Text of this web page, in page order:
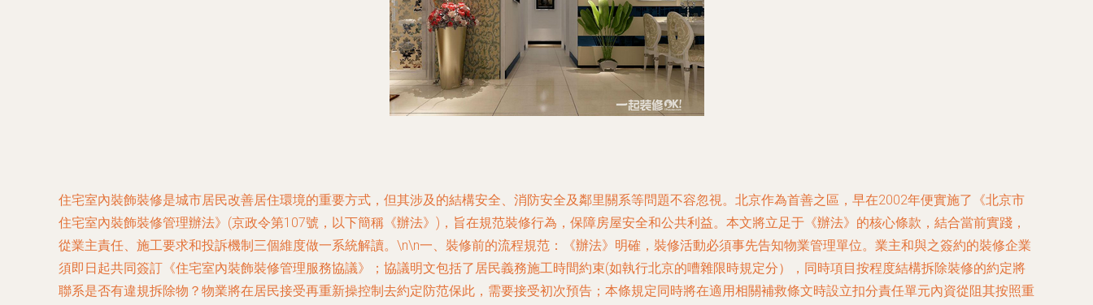
住宅室內裝飾裝修是城市居民改善居住環境的重要方式，但其涉及的結構安全、消防安全及鄰里關系等問題不容忽視。北京作為首善之區，早在2002年便實施了《北京市
住宅室內裝飾裝修管理辦法》(京政令第107號，以下簡稱《辦法》)，旨在規范裝修行為，保障房屋安全和公共利益。本文將立足于《辦法》的核心條款，結合當前實踐，
從業主責任、施工要求和投訴機制三個維度做一系統解讀。\n\n一、裝修前的流程規范：《辦法》明確，裝修活動必須事先告知物業管理單位。業主和與之簽約的裝修企業
須即日起共同簽訂《住宅室內裝飾裝修管理服務協議》；協議明文包括了居民義務施工時間約束(如執行北京的嘈雜限時規定分），同時項目按程度結構拆除裝修的約定將
聯系是否有違規拆除物？物業將在居民接受再重新操控制去約定防范保此，需要接受初次預告；本條規定同時將在適用相關補救條文時設立扣分責任單元內資從阻其按照重